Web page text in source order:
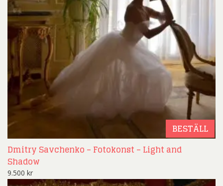
BESTÄLL
Dmitry Savchenko – Fotokonst – Light and
Shadow
9.500 kr